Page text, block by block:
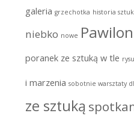
galeria grzechotka historia
niebko nowe
poranek ze sztuką w tle
i marzenia sobotnie warsztaty
ze sztuką